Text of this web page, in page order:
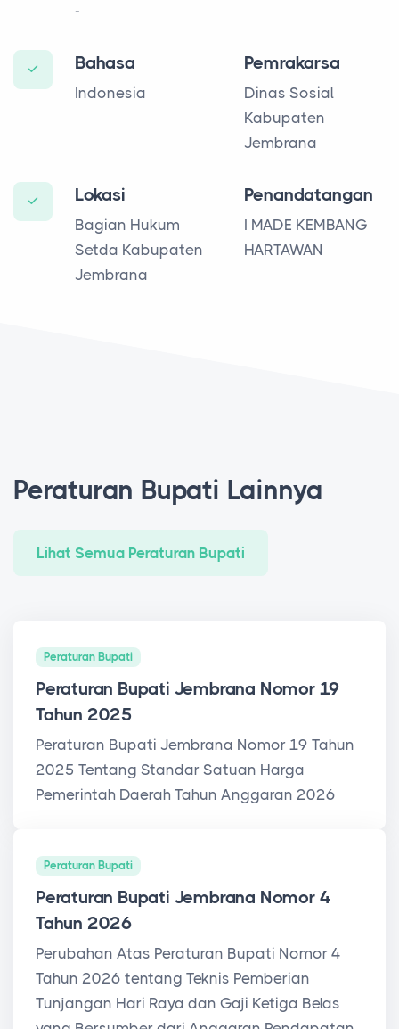
-
Bahasa
Indonesia
Pemrakarsa
Dinas Sosial
Kabupaten
Jembrana
Lokasi
Bagian Hukum
Setda Kabupaten
Jembrana
Penandatangan
I MADE KEMBANG
HARTAWAN
Peraturan Bupati Lainnya
Lihat Semua Peraturan Bupati
Peraturan Bupati
Peraturan Bupati Jembrana Nomor 19
Tahun 2025
Peraturan Bupati Jembrana Nomor 19 Tahun
2025 Tentang Standar Satuan Harga
Pemerintah Daerah Tahun Anggaran 2026
Peraturan Bupati
Peraturan Bupati Jembrana Nomor 4
Tahun 2026
Perubahan Atas Peraturan Bupati Nomor 4
Tahun 2026 tentang Teknis Pemberian
Tunjangan Hari Raya dan Gaji Ketiga Belas